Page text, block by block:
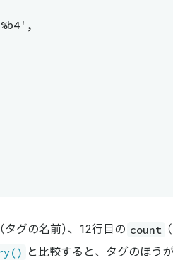
（タグの名前）、12行目の count
と比較すると、タグのほう